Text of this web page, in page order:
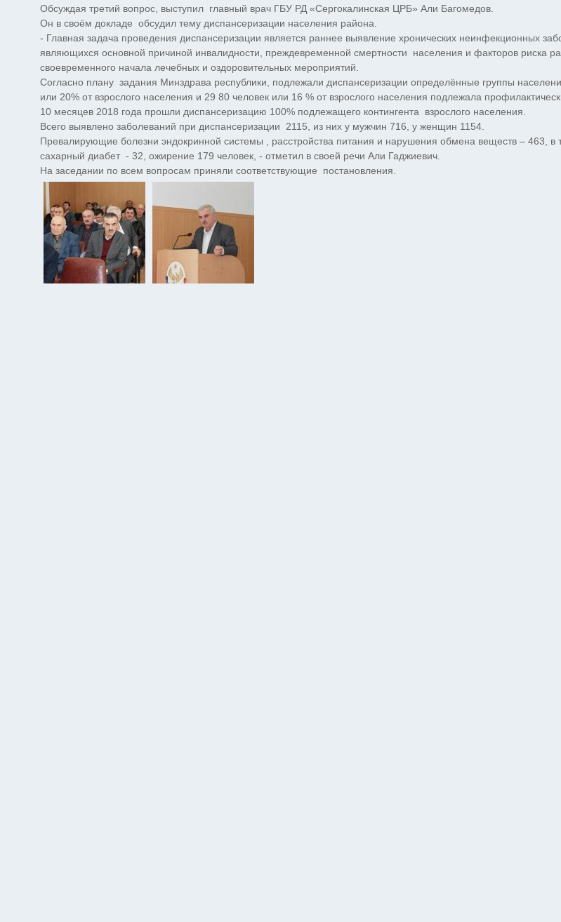
Обсуждая третий вопрос, выступил главный врач ГБУ РД «Сергокалинская ЦРБ» Али Багомедов.
Он в своём докладе обсудил тему диспансеризации населения района.
- Главная задача проведения диспансеризации является раннее выявление хронических неинфекционных
являющихся основной причиной инвалидности, преждевременной смертности населения и факторов риска
своевременного начала лечебных и оздоровительных мероприятий.
Согласно плану задания Минздрава республики, подлежали диспансеризации определённые группы
или 20% от взрослого населения и 29 80 человек или 16 % от взрослого населения подлежала
10 месяцев 2018 года прошли диспансеризацию 100% подлежащего контингента взрослого населения.
Всего выявлено заболеваний при диспансеризации 2115, из них у мужчин 716, у женщин 1154.
Превалирующие болезни эндокринной системы , расстройства питания и нарушения обмена веществ – 463, в
сахарный диабет - 32, ожирение 179 человек, - отметил в своей речи Али Гаджиевич.
На заседании по всем вопросам приняли соответствующие постановления.